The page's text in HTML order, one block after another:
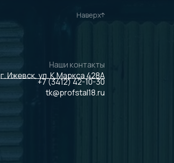
Наверх
Наши контакты
г. Ижевск, ул. К.Маркса 428А
+7 (3412) 42-10-30
tk@profstal18.ru